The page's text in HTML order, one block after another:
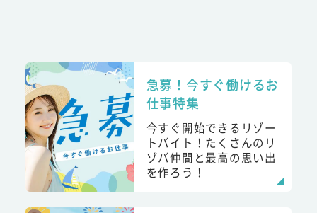
急募！今すぐ働けるお
仕事特集
今すぐ開始できるリゾー
トバイト！たくさんのリ
ゾバ仲間と最高の思い出
を作ろう！